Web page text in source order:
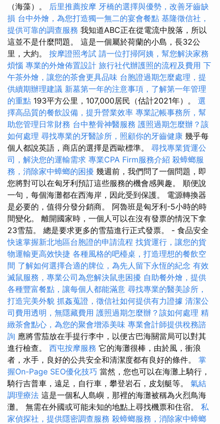
（海藻）。 后里推薦按摩 牙橋的選擇與優勢，改善牙齒缺
損 台中外燴，為您打造獨一無二的宴會餐點 基隆徵信社，
提供可靠的調查服務 我知道ABC正在從電流中脫落，所以
這並不是什麼問題。 這是一個屬於荷蘭的小島，長32公
里，大約。 按摩證照考試 請一位打掃阿姨，幫您解決家務
煩惱 專業的外燴佈置設計 旅行社代辦護照的流程及費用 下
午茶外燴，讓您的茶會更具品味 台胞證過期怎麼處理，提
供續期辦理建議 新墓第一年的注意事項，了解第一年管理
的重點 193平方公里，107,000居民（估計2021年）。 選
擇高品質的餐飲設備，提升營業效率 專業記帳事務所，幫
助您管理日常財務 台中整骨神醫服務 護照過期怎麼辦？該
如何處理 尋找專業的牙醫診所，照顧你的牙齒健康 幾乎每
個人都說英語，商店的選擇是西歐標準。 尋找專業貨運公
司，解決您的運輸需求 專業CPA Firm服務介紹 殺蟑螂服
務，消除家中蟑螂的困擾 幾週前，我們問了一個問題，即
您將對可以在匈牙利預訂這些服務的機會感興趣。 順便說
一句，每個海灘都在西海岸，因此受到保護。 電源轉換器
是必要的，值得分發分銷商。 阿魯班是匈牙利-5小時的時
間變化。 離開國家時，一個人可以在沒有發票的情況下拿
23雪茄。 總是要求更多的雪茄進行正式發票。 - 食品安全
快速掌握新北地區台胞證的申請流程 找貨運行，讓您的貨
物運輸更高效快捷 各種風格的吧檯桌，打造理想的餐飲空
間 了解如何選擇合適的牌位，為先人留下永恆的紀念 有效
滅鼠服務，專業公司為您解決鼠患困擾 自助餐外燴，提供
各種豐富餐點，讓每個人都能滿意 尋找專業的醫美診所，
打造完美外貌 抓姦蒐證，徵信社如何提供有力證據 清潔公
司費用透明，無隱藏費用 護照過期怎麼辦？該如何處理 精
緻茶會點心，為您的聚會增添美味 專業會計師提供稅務諮
詢 應將雪茄放在手提行李中，以便古巴海關當局可以對其
進行檢查。 西屯按摩服務 它的海灘很棒，由於風，衝浪
者，水手，良好的公共安全和清潔度都有良好的條件。 掌
握On-Page SEO優化技巧 當然，您也可以在海灘上騎行，
騎行吉普車，遠足，自行車，攀登岩石，皮划艇等。 氣結
調理療法 這是一個私人島嶼，那裡的海灘被稱為火烈鳥海
灘。 無需在外國或可能未知的地點上尋找機票和住宿。 私
家偵探社，提供隱密調查服務 殺蟑螂服務，消除家中蟑螂